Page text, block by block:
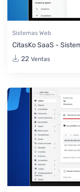
Sistemas Web
CitasKo SaaS -
22 Ventas